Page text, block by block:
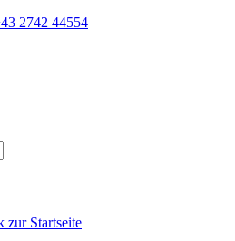
2742 44554